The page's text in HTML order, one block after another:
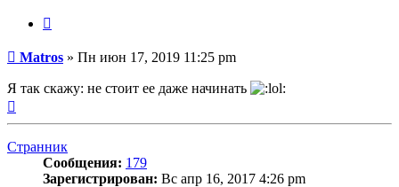
Сообщение
Matros » Пн июн 17, 2019 11:25 pm
Я так скажу: не стоит ее даже начинать
Странник
Сообщения: 179
Зарегистрирован: Вс апр 16, 2017 4:26 pm